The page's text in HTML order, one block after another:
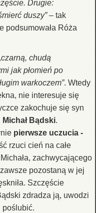
Drugie:
duszy”– tak
podsumowała Róża
chudą
jak płomień po
warkoczem”. Wtedy
nie interesuje się
zakochuje się syn
Michał Bądski.
pierwsze uczucia -
rzuci cień na całe
zachwycającego
pozostaną w jej
Szczęście
zdradza ją, uwodzi
poślubić.